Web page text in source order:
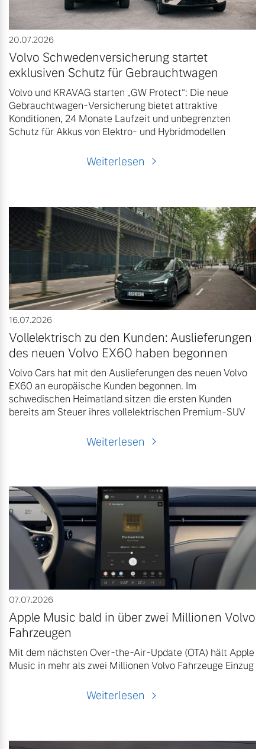
20.07.2026
Volvo Schwedenversicherung startet
exklusiven Schutz für Gebrauchtwagen
Volvo und KRAVAG starten „GW Protect“: Die neue
Gebrauchtwagen-Versicherung bietet attraktive
Konditionen, 24 Monate Laufzeit und unbegrenzten
Schutz für Akkus von Elektro- und Hybridmodellen
Weiterlesen
16.07.2026
Vollelektrisch zu den Kunden: Auslieferungen
des neuen Volvo EX60 haben begonnen
Volvo Cars hat mit den Auslieferungen des neuen Volvo
EX60 an europäische Kunden begonnen. Im
schwedischen Heimatland sitzen die ersten Kunden
bereits am Steuer ihres vollelektrischen Premium-SUV
Weiterlesen
07.07.2026
Apple Music bald in über zwei Millionen Volvo
Fahrzeugen
Mit dem nächsten Over-the-Air-Update (OTA) hält Apple
Music in mehr als zwei Millionen Volvo Fahrzeuge Einzug
Weiterlesen